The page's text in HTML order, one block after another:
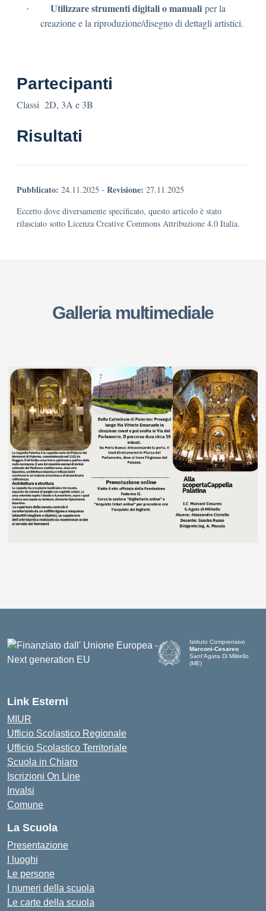
· Utilizzare strumenti digitali o manuali per la
creazione e la riproduzione/disegno di dettagli artistici.
Partecipanti
Classi 2D, 3A e 3B
Risultati
Pubblicato: 24.11.2025 - Revisione: 27.11.2025
Eccetto dove diversamente specificato, questo articolo è stato
rilasciato sotto Licenza Creative Commons Attribuzione 4.0 Italia.
Galleria multimediale
Istituto Comprensivo
Marconi-Cesareo
Sant'Agata Di Militello
(ME)
Link Esterni
MIUR
Ufficio Scolastico Regionale
Ufficio Scolastico Territoriale
Scuola in Chiaro
Iscrizioni On Line
Invalsi
Comune
La Scuola
Presentazione
I luoghi
Le persone
I numeri della scuola
Le carte della scuola